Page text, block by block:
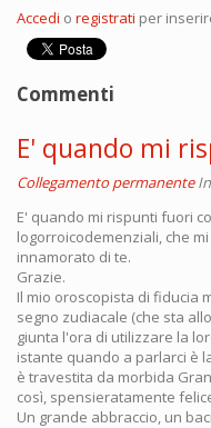
Accedi o registrati per
Commenti
E' quando mi
Collegamento permanente
E' quando mi rispunti fuori
logorroicodemenziali, che
innamorato di te.
Grazie.
Il mio oroscopista di fiducia
segno zudiacale (che sta
giunta l'ora di utilizzare la
istante quando a parlarci è
è travestita da morbida
così, spensieratamente
Un grande abbraccio, un